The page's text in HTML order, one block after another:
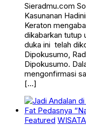
Sieradmu.com
Kasunanan
Keraton
dikabarkan tutup
duka ini telah
Dipokusumo,
Dipokusumo.
mengonfirmasi
[…]
Featured